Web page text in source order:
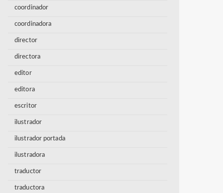
coordinador
coordinadora
director
directora
editor
editora
escritor
ilustrador
ilustrador portada
ilustradora
traductor
traductora